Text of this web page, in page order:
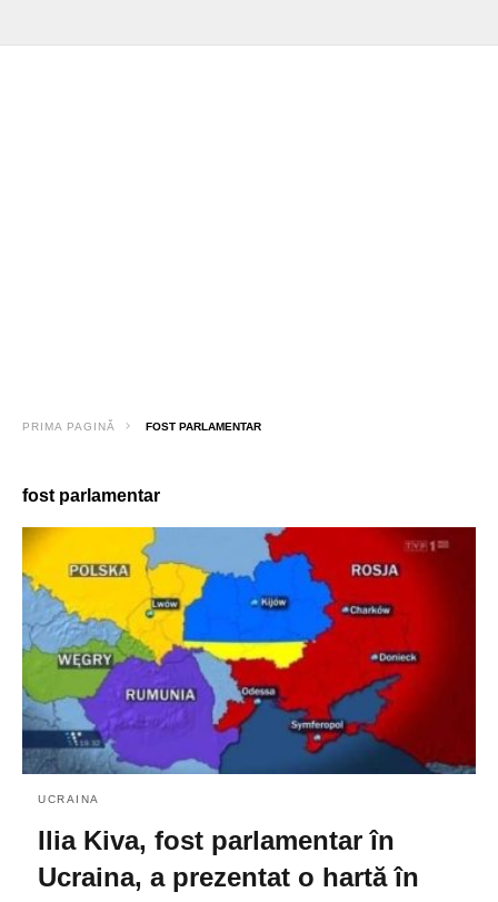
PRIMA PAGINĂ FOST PARLAMENTAR
fost parlamentar
UCRAINA
Ilia Kiva, fost parlamentar în
Ucraina, a prezentat o hartă în